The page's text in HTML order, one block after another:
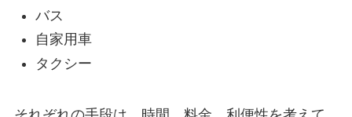
バス
自家用車
タクシー